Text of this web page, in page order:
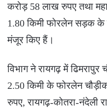
करोड़ 58 लाख रुपए तथा
1.80 किमी फोरलेन सड़क के
मंजूर किए हैं।
विभाग ने रायगढ़ में
2.50 किमी के फोरलेन
रुपए, रायगढ़-कोतरा-नंदेली